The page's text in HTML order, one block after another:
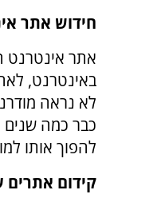
חידוש אתר
אתר אינטרנט
לא נראה
כבר כמה שנים
להפוך אותו
קידום